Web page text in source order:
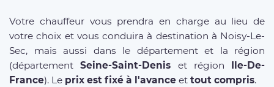
Votre chauffeur vous prendra en charge au lieu de
votre choix et vous conduira à destination à Noisy-Le-
Sec, mais aussi dans le département et la région
(départementSeine-Saint-Denis et région
Ile-De-
France). Le prix est fixé à l'avance et tout compris.